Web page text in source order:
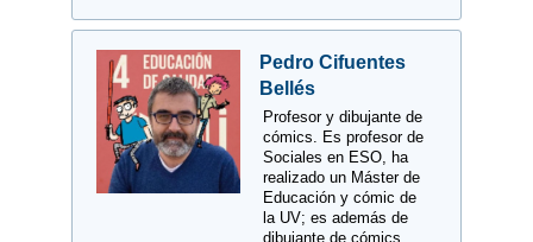
Pedro Cifuentes
Bellés
Profesor y dibujante de
cómics. Es profesor de
Sociales en ESO, ha
realizado un Máster de
Educación y cómic de
la UV; es además de
dibujante de cómics